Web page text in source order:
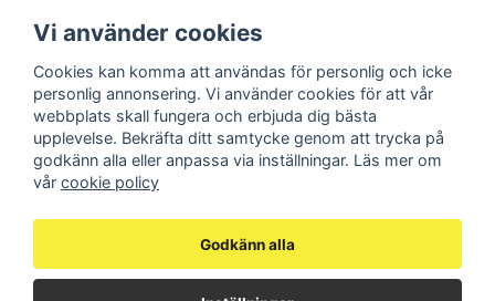
Bli medlem i vårt nyhetsbrev
email
Mejladress Skicka
Bli medlem i vårt nyhetsbrev och ta del
av våra nyheter och erbjudande.
Vi använder cookies
Cookies kan komma att användas för personlig och icke
personlig annonsering. Vi använder cookies för att vår
webbplats skall fungera och erbjuda dig bästa
upplevelse. Bekräfta ditt samtycke genom att trycka på
godkänn alla eller anpassa via inställningar. Läs mer om
vår cookie policy
Godkänn alla